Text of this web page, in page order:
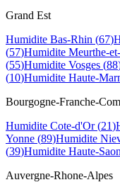
Grand Est
Humidite Bas-Rhin (67)
(57)Humidite Meurthe-
(55)Humidite Vosges (88
(10)Humidite Haute-
Bourgogne-Franche-
Humidite Cote-d'Or(21)
Yonne (89)Humidite
(39)Humidite Haute-
Auvergne-Rhone-Alpes